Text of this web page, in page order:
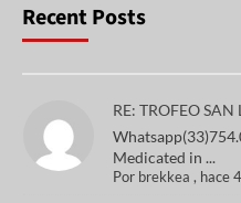
o
Recent Posts
RE: TROFEO
Medicated in ...
Por brekkea , hace